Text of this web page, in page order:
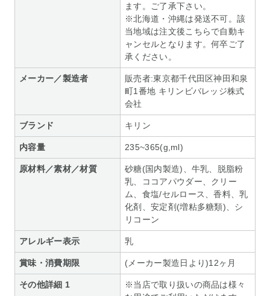
ます。ご了承下さい。
※北海道・沖縄は発送不可。該
当地域は注文後こちらで自動キ
ャンセルとなります。何卒ご了
承ください。
メーカー／製造者
販売者:東京都千代田区神田和泉
町1番地 キリンビバレッジ株式
会社
ブランド キリン
内容量 235~365(g,ml)
原材料／素材／材質
砂糖(国内製造)、牛乳、脱脂粉
乳、ココアパウダー、クリー
ム、食塩/セルロース、香料、乳
化剤、安定剤(増粘多糖類)、シ
リコーン
アレルギー表示 乳
賞味・消費期限 (メーカー製造日より)12ヶ月
その他詳細 1
※当店で取り扱いの商品は様々